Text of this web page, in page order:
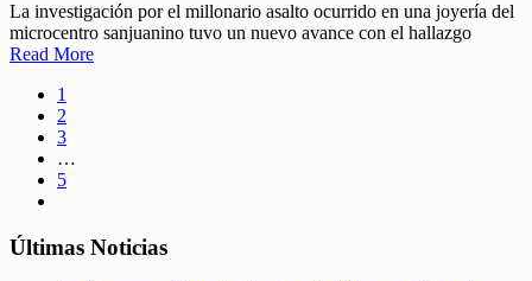
La investigación por el millonario asalto ocurrido en una joyería del
microcentro sanjuanino tuvo un nuevo avance con el hallazgo
Read More
1
2
3
…
5
Últimas Noticias